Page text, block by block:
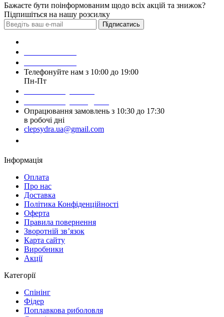
Бажаєте бути поінформованим щодо всіх акцій та знижок?
Підпишіться на нашу розсилку
Підписатись
Телефонуйте нам з 10:00 до 19:00
Пн-Пт
Опрацювання замовлень з 10:30 до 17:30
в робочі дні
clepsydra.ua@gmail.com
Інформація
Оплата
Про нас
Доставка
Політика Конфіденційності
Оферта
Правила повернення
Зворотній зв’язок
Карта сайту
Виробники
Акції
Категорії
Спінінг
Фідер
Поплавкова риболовля